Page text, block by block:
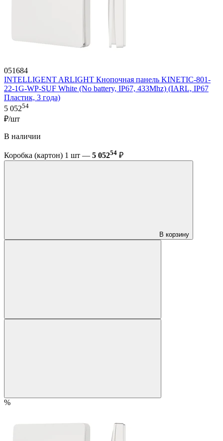
051684
INTELLIGENT ARLIGHT Кнопочная панель KINETIC-801-
22-1G-WP-SUF White (No battery, IP67, 433Mhz) (IARL, IP67
Пластик, 3 года)
5 05254
₽/шт
В наличии
Коробка (картон) 1 шт — 5 05254 ₽
В корзину
%